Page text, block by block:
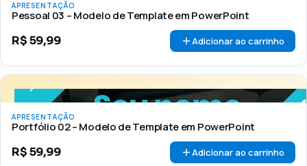
APRESENTAÇÃO
Pessoal 03 – Modelo de Template em PowerPoint
R$59,99 Adicionar ao carrinho
APRESENTAÇÃO
Portfólio 02 – Modelo de Template em PowerPoint
R$59,99 Adicionar ao carrinho